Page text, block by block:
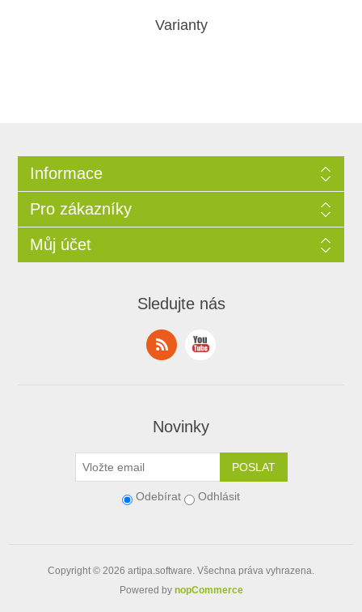
Varianty
Informace
Pro zákazníky
Můj účet
Sledujte nás
Novinky
Odebírat Odhlásit
Copyright © 2026 artipa.software. Všechna práva vyhrazena.
Powered by nopCommerce